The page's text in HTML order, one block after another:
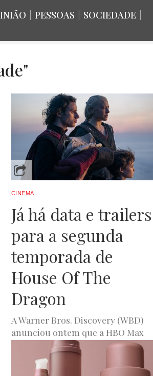
PESSOAS SOCIEDADE
CINEMA
Já há data e trailers
para a segunda
temporada de
House Of The
Dragon
A Warner Bros. Discovery (WBD)
anunciou ontem que a HBO Max
irá transformar-se este ano em,
apenas, Max. Esta “nova”
plataforma...